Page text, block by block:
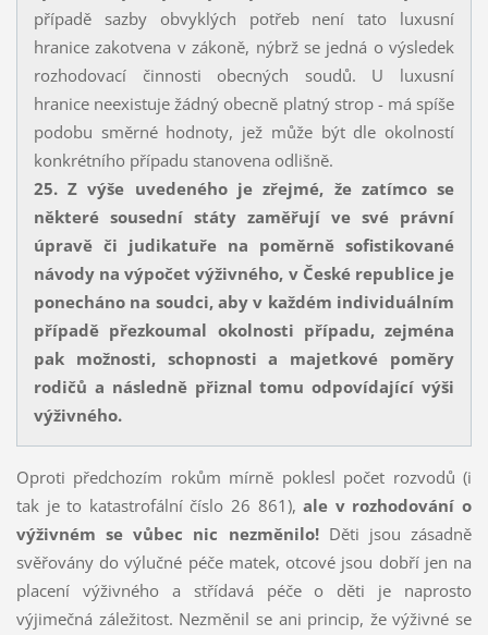
případě sazby obvyklých potřeb není tato luxusní
hranice zakotvena v zákoně, nýbrž se jedná o výsledek
rozhodovací činnosti obecných soudů. U luxusní
hranice neexistuje žádný obecně platný strop - má spíše
podobu směrné hodnoty, jež může být dle okolností
konkrétního případu stanovena odlišně.
25. Z výše uvedeného je zřejmé, že zatímco se
některé sousední státy zaměřují ve své právní
úpravě či judikatuře na poměrně sofistikované
návody na výpočet výživného, v České republice je
ponecháno na soudci, aby v každém individuálním
případě přezkoumal okolnosti případu, zejména
pak možnosti, schopnosti a majetkové poměry
rodičů a následně přiznal tomu odpovídající výši
výživného.
Oproti předchozím rokům mírně poklesl počet rozvodů (i
tak je to katastrofální číslo 26 861),ale v rozhodování o
výživném se vůbec nic nezměnilo! Děti jsou zásadně
svěřovány do výlučné péče matek, otcové jsou dobří jen na
placení výživného a střídavá péče o děti je naprosto
výjimečná záležitost. Nezměnil se ani princip, že výživné se